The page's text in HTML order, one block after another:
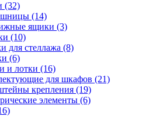
(32)
(14)
ящики (3)
(10)
для стеллажа (8)
(6)
и лотки (16)
для шкафов (21)
крепления (19)
элементы (6)